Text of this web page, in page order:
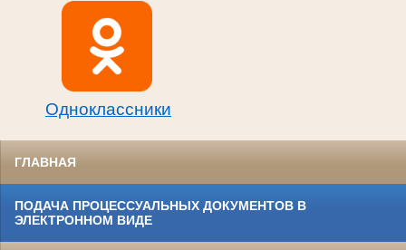
Одноклассники
ГЛАВНАЯ
ПОДАЧА ПРОЦЕССУАЛЬНЫХ ДОКУМЕНТОВ В
ЭЛЕКТРОННОМ ВИДЕ